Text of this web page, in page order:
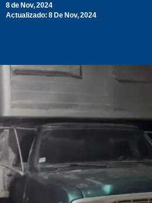
8 de Nov, 2024
Actualizado: 8 De Nov, 2024